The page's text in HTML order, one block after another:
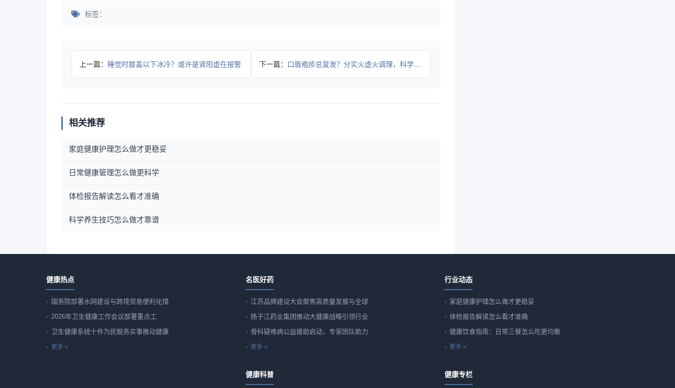
标签：
上一篇： 睡觉时膝盖以下冰冷？或许是肾阳虚在报警 下一篇： 口唇疱疹总复发？分实火虚火调理，科学缓解不踩坑
相关推荐
家庭健康护理怎么做才更稳妥
日常健康管理怎么做更科学
体检报告解读怎么看才准确
科学养生技巧怎么做才靠谱
健康热点
国务院部署水网建设与跨境贸易便利化措
2026年卫生健康工作会议部署重点工
卫生健康系统十件为民服务实事推动健康
更多 »
名医好药
江苏品牌建设大会聚焦高质量发展与全球
扬子江药业集团推动大健康战略引领行业
骨科疑难病公益援助启动，专家团队助力
更多 »
行业动态
家庭健康护理怎么做才更稳妥
体检报告解读怎么看才准确
健康饮食指南：日常三餐怎么吃更均衡
更多 »
健康科普 健康专栏